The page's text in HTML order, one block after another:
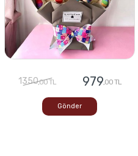
1350,00 TL 979,00 TL
Gönder